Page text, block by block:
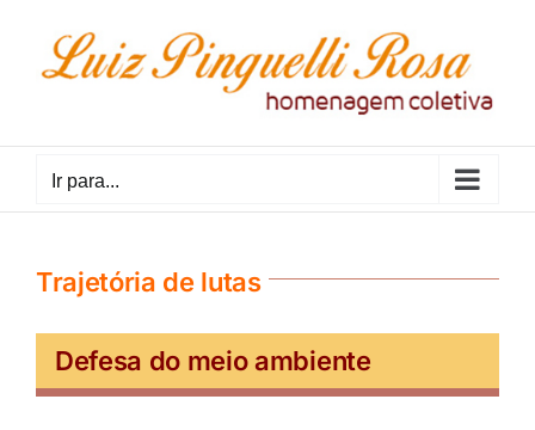
conteúdo
Ir para...
Trajetória de lutas
Defesa do meio ambiente